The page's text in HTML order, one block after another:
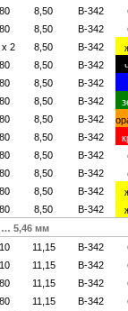
8,50 B-342
8,50 B-342
х 2 8,50 B-342
8,50 B-342
8,50 B-342
8,50 B-342
8,50 B-342
8,50 B-342
8,50 B-342
8,50 B-342
8,50 B-342
8,50 B-342
… 5,46 мм
11,15 B-342
11,15 B-342
11,15 B-342
11,15 B-342